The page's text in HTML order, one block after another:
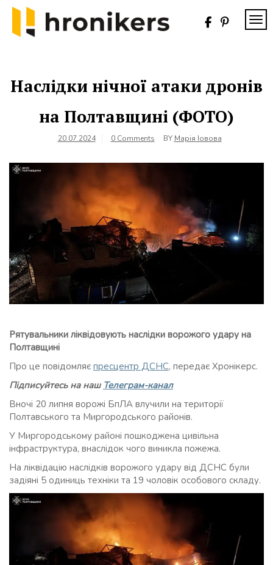
Skip
content
Наслідки нічної атаки дронів
на Полтавщині (ФОТО)
20.07.2024 0 Comments BY Марія Іовова
Рятувальники ліквідовують наслідки ворожого удару на
Полтавщині
Про це повідомляє пресцентр ДСНС, передає Хронікерс.
Підписуйтесь на наш Телеграм-канал
Вночі 20 липня ворожі БпЛА влучили на території
Полтавського та Миргородського районів.
У Миргородському районі пошкоджена цивільна
інфраструктура, внаслідок чого виникла пожежа.
На ліквідацію наслідків ворожого удару від ДСНС були
задіяні 5 одиниць техніки та 19 чоловік особового складу.